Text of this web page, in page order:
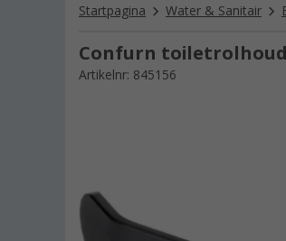
Startpagina Water & Sanitair
Confurn
Artikelnr: 845156